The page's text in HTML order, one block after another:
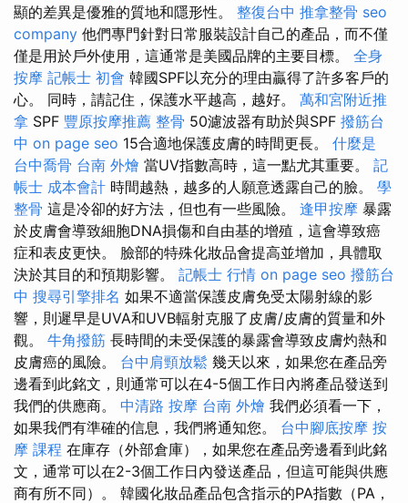
顯的差異是優雅的質地和隱形性。 整復台中 推拿整骨 seo
company 他們專門針對日常服裝設計自己的產品，而不僅
僅是用於戶外使用，這通常是美國品牌的主要目標。 全身
按摩 記帳士 初會 韓國SPF以充分的理由贏得了許多客戶的
心。 同時，請記住，保護水平越高，越好。 萬和宮附近推
拿 SPF 豐原按摩推薦 整骨 50濾波器有助於與SPF 撥筋台
中 on page seo 15合適地保護皮膚的時間更長。 什麼是
台中喬骨 台南 外燴 當UV指數高時，這一點尤其重要。 記
帳士 成本會計 時間越熱，越多的人願意透露自己的臉。 學
整骨 這是冷卻的好方法，但也有一些風險。 逢甲按摩 暴露
於皮膚會導致細胞DNA損傷和自由基的增殖，這會導致癌
症和表皮更快。 臉部的特殊化妝品會提高並增加，具體取
決於其目的和預期影響。 記帳士 行情 on page seo 撥筋台
中 搜尋引擎排名 如果不適當保護皮膚免受太陽射線的影
響，則遲早是UVA和UVB輻射克服了皮膚/皮膚的質量和外
觀。 牛角撥筋 長時間的未受保護的暴露會導致皮膚灼熱和
皮膚癌的風險。 台中肩頸放鬆 幾天以來，如果您在產品旁
邊看到此銘文，則通常可以在4-5個工作日內將產品發送到
我們的供應商。 中清路 按摩 台南 外燴 我們必須看一下，
如果我們有準確的信息，我們將通知您。 台中腳底按摩 按
摩 課程 在庫存（外部倉庫），如果您在產品旁邊看到此銘
文，通常可以在2-3個工作日內發送產品，但這可能與供應
商有所不同）。 韓國化妝品產品包含指示的PA指數（PA，